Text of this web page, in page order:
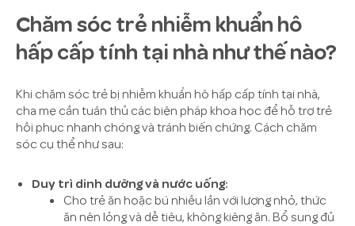
Chăm sóc trẻ nhiễm khuẩn hô
hấp cấp tính tại nhà như thế nào?
Khi chăm sóc trẻ bị nhiễm khuẩn hô hấp cấp tính tại nhà,
cha mẹ cần tuân thủ các biện pháp khoa học để hỗ trợ trẻ
hồi phục nhanh chóng và tránh biến chứng. Cách chăm
sóc cụ thể như sau:
Duy trì dinh dưỡng và nước uống:
Cho trẻ ăn hoặc bú nhiều lần với lượng nhỏ, thức
ăn nên lỏng và dễ tiêu, không kiêng ăn. Bổ sung đủ